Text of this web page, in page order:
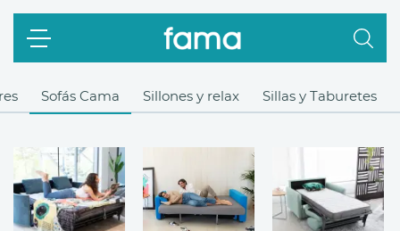
Sofás Cama Sillones y relax Sillas y Taburetes